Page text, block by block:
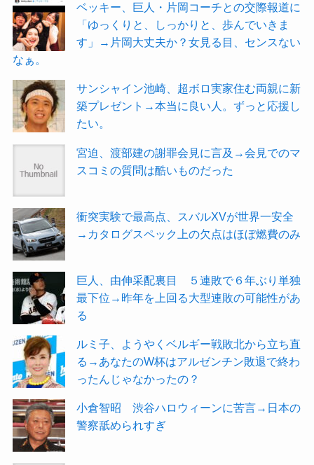
ベッキー、巨人・片岡コーチとの交際報道に
「ゆっくりと、しっかりと、歩んでいきま
す」→片岡大丈夫か？女見る目、センスない
なぁ。
サンシャイン池崎、超ボロ実家住む両親に新
築プレゼント→本当に良い人。ずっと応援し
たい。
宮迫、渡部建の謝罪会見に言及→会見でのマ
スコミの質問は酷いものだった
衝突実験で最高点、スバルXVが世界一安全
→カタログスペック上の欠点はほぼ燃費のみ
巨人、由伸采配裏目 ５連敗で６年ぶり単独
最下位→昨年を上回る大型連敗の可能性があ
る
ルミ子、ようやくベルギー戦敗北から立ち直
る→あなたのW杯はアルゼンチン敗退で終わ
ったんじゃなかったの？
小倉智昭 渋谷ハロウィーンに苦言→日本の
警察舐められすぎ